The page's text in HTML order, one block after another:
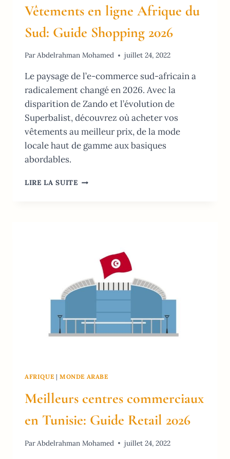
Vêtements en ligne Afrique du
Sud: Guide Shopping 2026
ParAbdelrahman Mohamed juillet 24, 2022
Le paysage de l’e-commerce sud-africain a
radicalement changé en 2026. Avec la
disparition de Zando et l’évolution de
Superbalist, découvrez où acheter vos
vêtements au meilleur prix, de la mode
locale haut de gamme aux basiques
abordables.
LIRE LA SUITEVÊTEMENTS
SHOPPING
AFRIQUE | MONDE ARABE
Meilleurs centres commerciaux
en Tunisie: Guide Retail 2026
ParAbdelrahman Mohamed juillet 24, 2022